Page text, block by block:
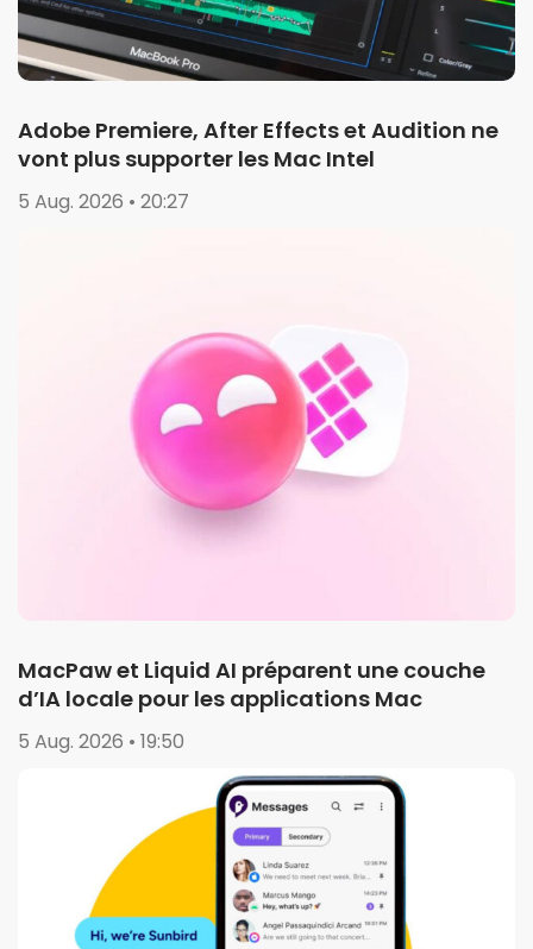
Adobe Premiere, After Effects et Audition ne
vont plus supporter les Mac Intel
5 Aug. 2026 • 20:27
MacPaw et Liquid AI préparent une couche
d’IA locale pour les applications Mac
5 Aug. 2026 • 19:50